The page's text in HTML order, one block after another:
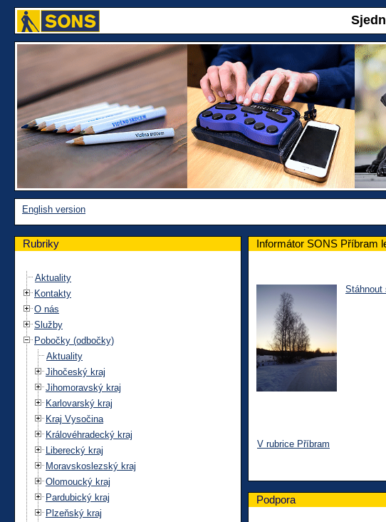
English version
Rubriky
Aktuality
Kontakty
O nás
Služby
Pobočky (odbočky)
Aktuality
Jihočeský kraj
Jihomoravský kraj
Karlovarský kraj
Kraj Vysočina
Královéhradecký kraj
Liberecký kraj
Moravskoslezský kraj
Olomoucký kraj
Pardubický kraj
Plzeňský kraj
Informátor SONS Příbram
Stáhnout
V rubrice Příbram
Podpora